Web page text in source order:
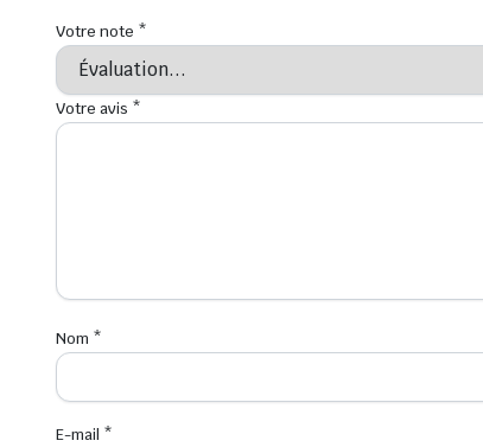
Votre note *
Votre avis *
Nom *
E-mail *